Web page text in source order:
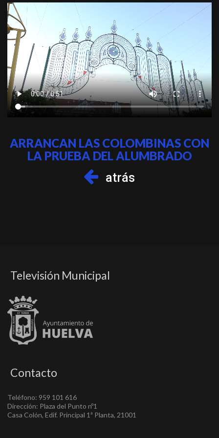
ARRANCAN LAS COLOMBINAS CON
LA PRUEBA DEL ALUMBRADO
atrás
Televisión Municipal
Contacto
Teléfono: 959 101 616
Dirección: Plaza del Punto nº1
Casa Colón, Edif. Principal 1ª Planta, 21001